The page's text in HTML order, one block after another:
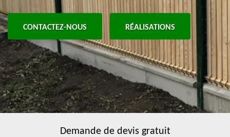
CONTACTEZ-NOUS RÉALISATIONS
Demande de devis gratuit